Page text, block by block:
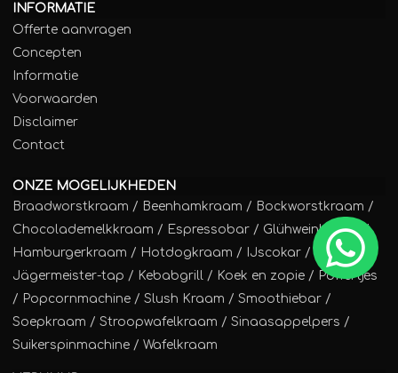
INFORMATIE
Offerte aanvragen
Concepten
Informatie
Voorwaarden
Disclaimer
Contact
ONZE MOGELIJKHEDEN
Braadworstkraam / Beenhamkraam / Bockworstkraam /
Chocolademelkkraam / Espressobar / Glühweinkraam /
Hamburgerkraam / Hotdogkraam / IJscokar /
Jägermeister-tap / Kebabgrill / Koek en zopie / Poffertjes
/ Popcornmachine / Slush Kraam / Smoothiebar /
Soepkraam / Stroopwafelkraam / Sinaasappelpers /
Suikerspinmachine / Wafelkraam